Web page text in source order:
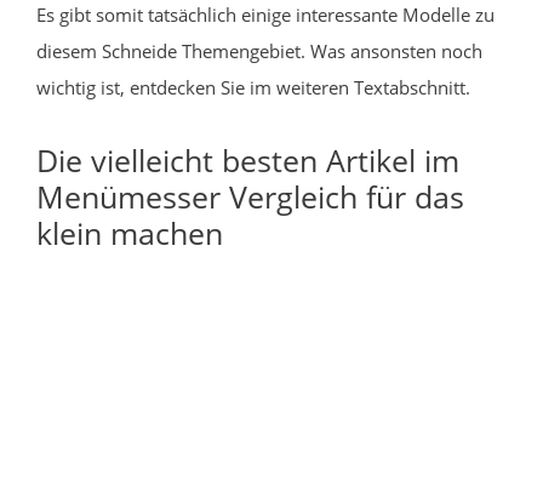
Es gibt somit tatsächlich einige interessante Modelle zu
diesem Schneide Themengebiet. Was ansonsten noch
wichtig ist, entdecken Sie im weiteren Textabschnitt.
Die vielleicht besten Artikel im
Menümesser Vergleich für das
klein machen